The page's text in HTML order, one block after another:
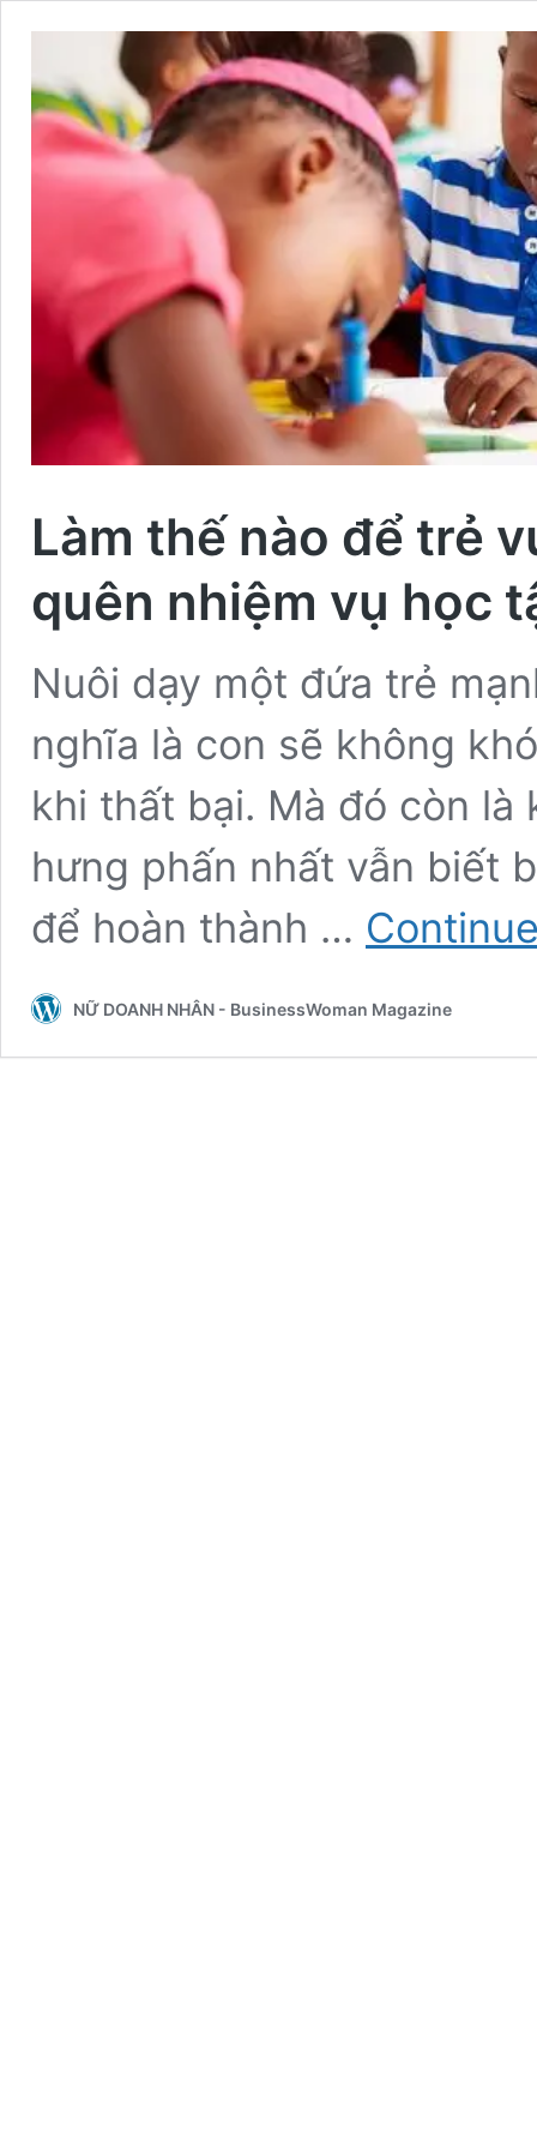
Làm thế nào để trẻ
quên nhiệm vụ học
Nuôi dạy một đứa trẻ
nghĩa là con sẽ không
khi thất bại. Mà đó còn
hưng phấn nhất vẫn biết
để hoàn thành …
NỮ DOANH NHÂN - BusinessWoman Magazine